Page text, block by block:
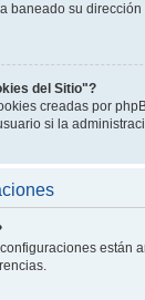
baneado su
del Sitio"?
creadas por
si la